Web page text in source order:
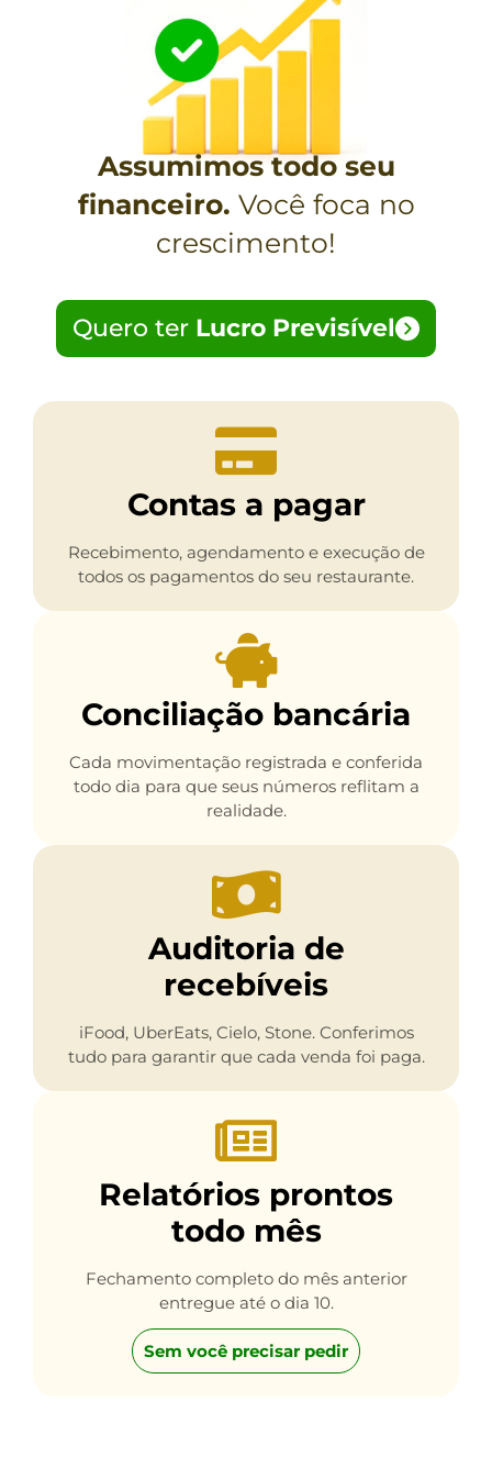
Assumimos todo seu
financeiro. Você foca no
crescimento!
Quero ter Lucro Previsível
Contas a pagar
Recebimento, agendamento e execução de
todos os pagamentos do seu restaurante.
Conciliação bancária
Cada movimentação registrada e conferida
todo dia para que seus números reflitam a
realidade.
Auditoria de
recebíveis
iFood, UberEats, Cielo, Stone. Conferimos
tudo para garantir que cada venda foi paga.
Relatórios prontos
todo mês
Fechamento completo do mês anterior
entregue até o dia 10.
Sem você precisar pedir